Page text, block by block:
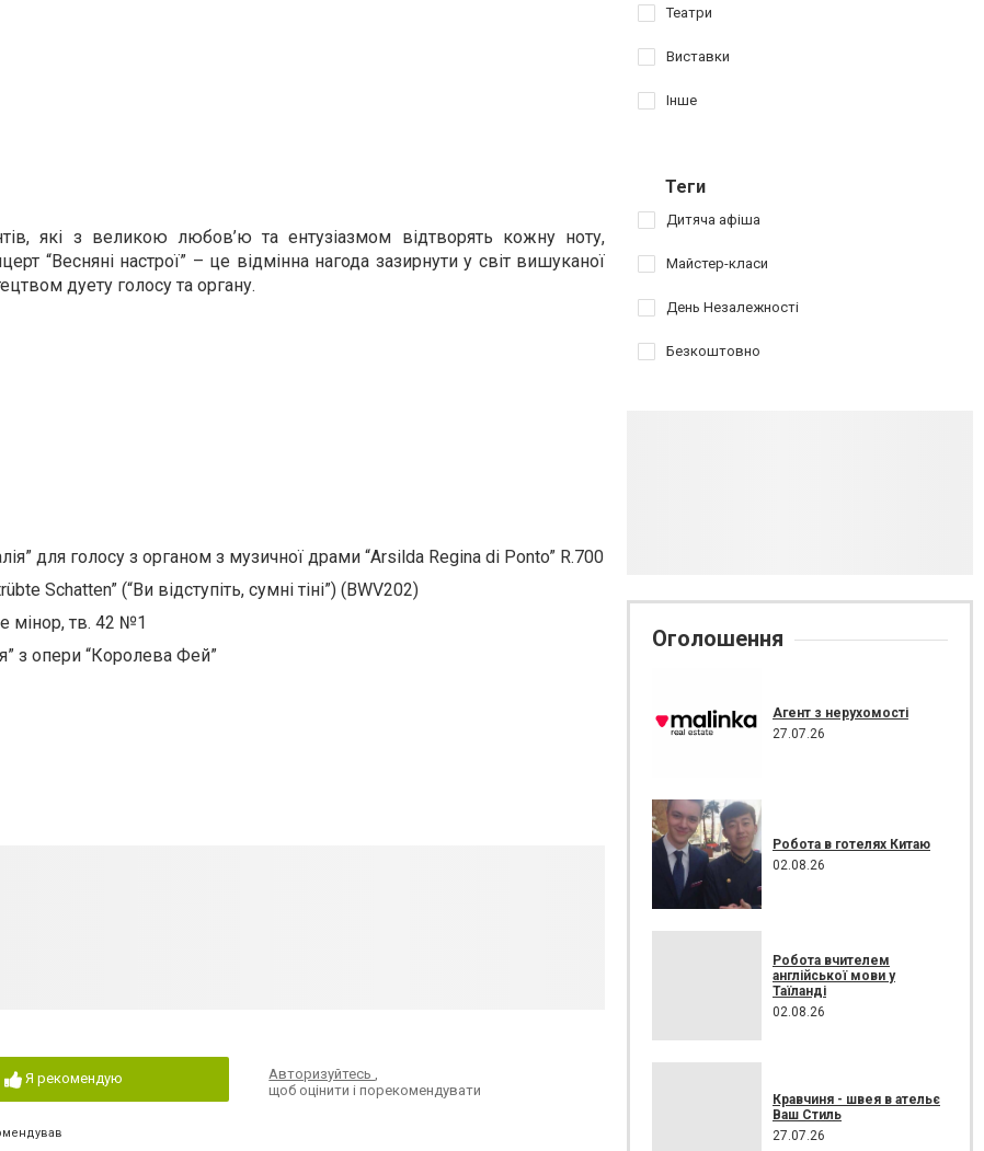
які з великою любов’ю та ентузіазмом відтворять кожну ноту,
“Весняні настрої” – це відмінна нагода зазирнути у світ вишуканої
дуету голосу та органу.
для голосу з органом з музичної драми “Arsilda Regina di Ponto” R.700
Schatten” (“Ви відступіть, сумні тіні”) (BWV202)
мінор, тв. 42 №1
з опери “Королева Фей”
Я рекомендую Авторизуйтесь,
щоб оцінити і порекомендувати
Театри
Виставки
Інше
Теги
Дитяча афіша
Майстер-класи
День Незалежності
Безкоштовно
Оголошення
Агент з нерухомості
27.07.26
Робота в готелях Китаю
02.08.26
Робота вчителем
англійської мови у
Таїланді
02.08.26
Кравчиня - швея в ательє
Ваш Стиль
27.07.26